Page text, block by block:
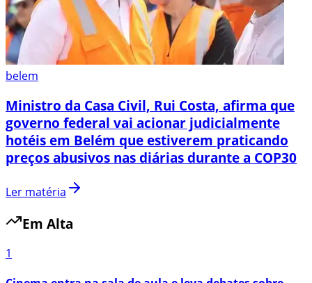
belem
Ministro da Casa Civil, Rui Costa, afirma que
governo federal vai acionar judicialmente
hotéis em Belém que estiverem praticando
preços abusivos nas diárias durante a COP30
Ler matéria
Em Alta
1